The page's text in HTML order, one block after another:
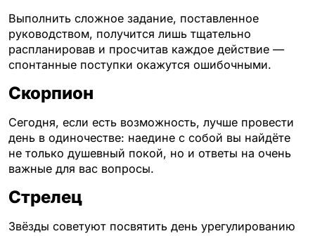
Выполнить сложное задание, поставленное
руководством, получится лишь тщательно
распланировав и просчитав каждое действие —
спонтанные поступки окажутся ошибочными.
Скорпион
Сегодня, если есть возможность, лучше провести
день в одиночестве: наедине с собой вы найдёте
не только душевный покой, но и ответы на очень
важные для вас вопросы.
Стрелец
Звёзды советуют посвятить день урегулированию